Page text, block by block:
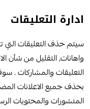
ادارة التعليقات
سيتم حذف التعليقات
واهانات, التقليل من شأن
التعليقات والمشاركات .
بحذف جميع الاعلانات
المنشورات والمحتويات